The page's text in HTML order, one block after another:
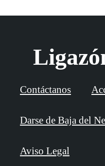
Contáctanos
Darse de Baja del
Aviso Legal